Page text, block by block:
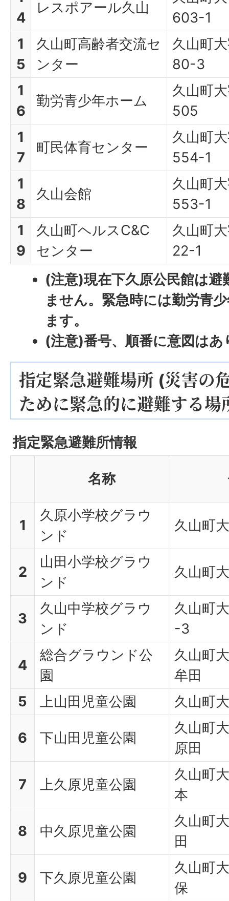
4
レスポアール久山
603-1
1
5
久山町高齢者交流セ
ンター
久山町
80-3
1
6
勤労青少年ホーム
久山町
505
1
7
町民体育センター
久山町
554-1
1
8
久山会館
久山町
553-1
1
9
久山町ヘルスC&C
センター
久山町
22-1
(注意)現在下久原公民館は
ません。緊急時には勤労青
ます。
(注意)番号、順番に意図はあ
指定緊急避難場所 (災害の
ために緊急的に避難する場
指定緊急避難所情報
名称
1
久原小学校グラウ
ンド
久山町
2
山田小学校グラウ
ンド
久山町
3
久山中学校グラウ
ンド
久山町
-3
4
総合グラウンド公
園
久山町
牟田
5
上山田児童公園 久山町
6 下山田児童公園
久山町
原田
7 上久原児童公園
久山町
本
8 中久原児童公園
久山町
田
9 下久原児童公園
久山町
保